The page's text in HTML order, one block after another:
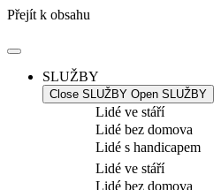
Přejít k obsahu
SLUŽBY
Close SLUŽBY Open SLUŽBY
Lidé ve stáří
Lidé bez domova
Lidé s handicapem
Lidé ve stáří
Lidé bez domova